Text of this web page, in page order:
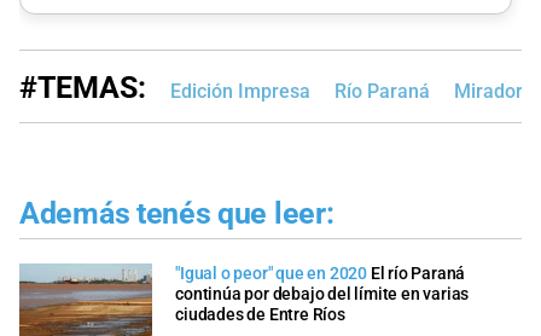
#TEMAS: Edición Impresa Río Paraná Mirador
Además tenés que leer:
"Igual o peor" que en 2020 El río Paraná
continúa por debajo del límite en varias
ciudades de Entre Ríos